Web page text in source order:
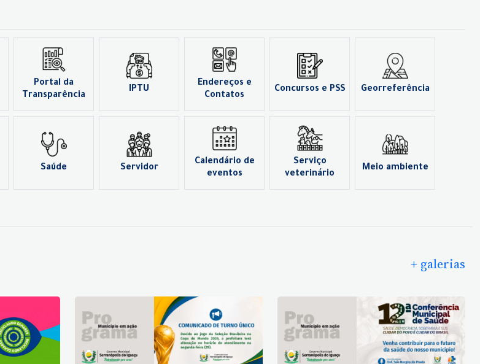
Portal da
Transparência
IPTU
Endereços e
Contatos
Concursos e PSS Georreferência
Saúde Servidor
Calendário de
eventos
Serviço
veterinário
Meio ambiente
+ galerias